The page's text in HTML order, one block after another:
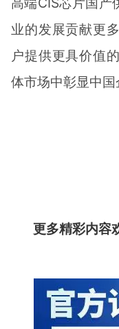
业的发展贡献更
户提供更具价值
体市场中彰显中国
更多精彩内容